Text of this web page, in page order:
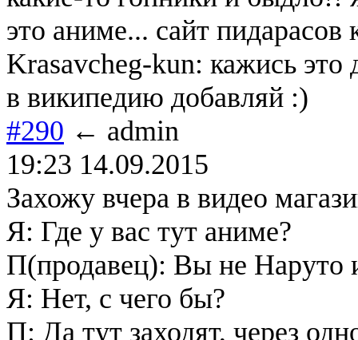
это аниме... сайт пидарасов
Krasavcheg-kun: кажись это
в википедию добавляй :)
#290 ← admin
19:23 14.09.2015
Захожу вчера в видео
Я: Где у вас тут аниме?
П(продавец): Вы не Наруто
Я: Нет, с чего бы?
П: Да тут заходят, через